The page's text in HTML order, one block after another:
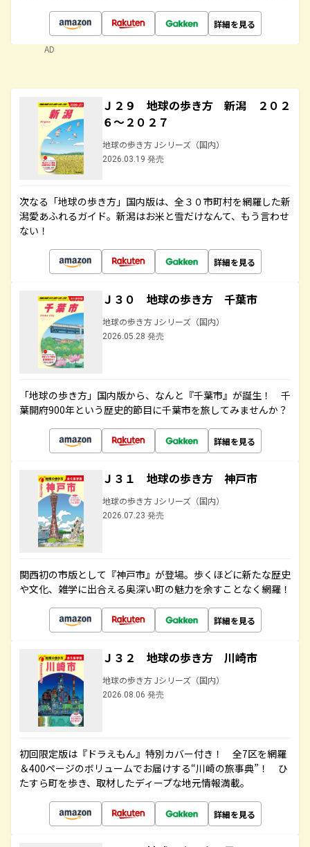
詳細を見る
AD
Ｊ２９ 地球の歩き方 新潟 ２０２
６～２０２７
地球の歩き方 Jシリーズ（国内）
2026.03.19 発売
次なる「地球の歩き方」国内版は、全３０市町村を網羅した新
潟愛あふれるガイド。新潟はお米と雪だけなんて、もう言わせ
ない！
詳細を見る
Ｊ３０ 地球の歩き方 千葉市
地球の歩き方 Jシリーズ（国内）
2026.05.28 発売
「地球の歩き方」国内版から、なんと『千葉市』が誕生！ 千
葉開府900年という歴史的節目に千葉市を旅してみませんか？
詳細を見る
Ｊ３１ 地球の歩き方 神戸市
地球の歩き方 Jシリーズ（国内）
2026.07.23 発売
関西初の市版として『神戸市』が登場。歩くほどに新たな歴史
や文化、雑学に出合える奥深い町の魅力を余すことなく網羅！
詳細を見る
Ｊ３２ 地球の歩き方 川崎市
地球の歩き方 Jシリーズ（国内）
2026.08.06 発売
初回限定版は『ドラえもん』特別カバー付き！ 全7区を網羅
＆400ページのボリュームでお届けする“川崎の旅事典”！ ひ
たすら町を歩き、取材したディープな地元情報満載。
詳細を見る